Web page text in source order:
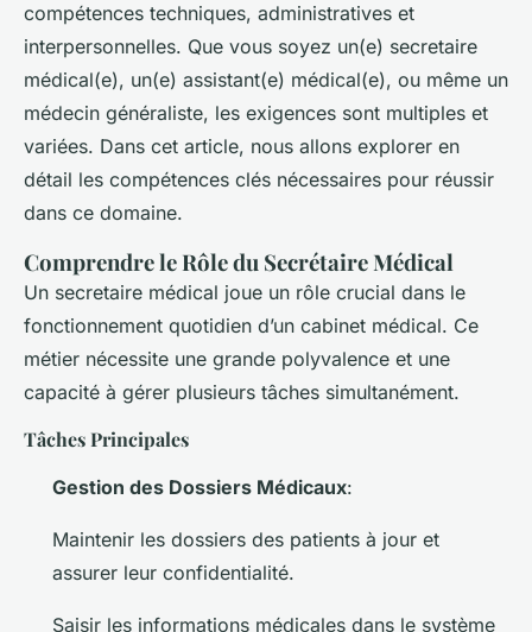
compétences techniques, administratives et
interpersonnelles. Que vous soyez un(e) secretaire
médical(e), un(e) assistant(e) médical(e), ou même un
médecin généraliste, les exigences sont multiples et
variées. Dans cet article, nous allons explorer en
détail les compétences clés nécessaires pour réussir
dans ce domaine.
Comprendre le Rôle du Secrétaire Médical
Un secretaire médical joue un rôle crucial dans le
fonctionnement quotidien d’un cabinet médical. Ce
métier nécessite une grande polyvalence et une
capacité à gérer plusieurs tâches simultanément.
Tâches Principales
Gestion des Dossiers Médicaux:
Maintenir les dossiers des patients à jour et
assurer leur confidentialité.
Saisir les informations médicales dans le système